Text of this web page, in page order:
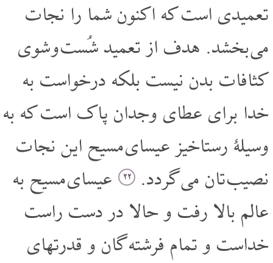
تعمیدی است که اکنون شما را نجات
می بخشد. هدف از تعمید شُست و شوی
کثافات بدن نیست بلکه درخواست به
خدا برای عطای وجدان پاک است که به
وسیلۀ رستاخیز عیسای مسیح این نجات
نصیب تان می گردد.
۲۲ عیسای مسیح به
عالم بالا رفت و حالا در دست راست
خداست و تمام فرشته گان و قدرتهای